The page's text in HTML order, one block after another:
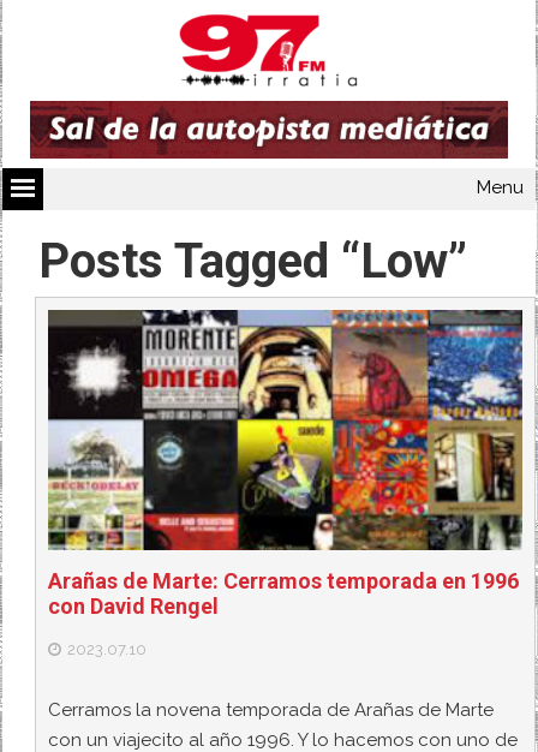
Menu
Posts Tagged “Low”
Arañas de Marte: Cerramos temporada en 1996
con David Rengel
2023.07.10
Cerramos la novena temporada de Arañas de Marte
con un viajecito al año 1996. Y lo hacemos con uno de